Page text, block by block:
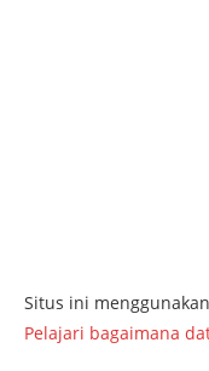
Situs ini
Pelajari bagaimana